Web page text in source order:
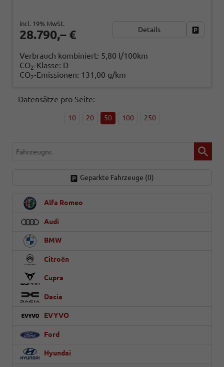
28.790,– €
incl. 19% MwSt.
Details
Verbrauch kombiniert: 5,80 l/100km
CO2-Klasse: D
CO2-Emissionen: 131,00 g/km
Datensätze pro Seite:
10 20 50 100 250
Fahrzeugnr.
Geparkte Fahrzeuge (0)
Alfa Romeo
Audi
BMW
Citroën
Cupra
Dacia
EVYVO
Ford
Hyundai